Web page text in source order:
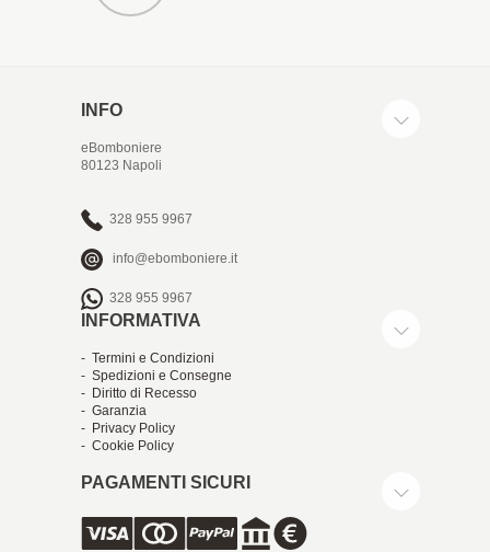
INFO
eBomboniere
80123 Napoli
328 955 9967
info@ebomboniere.it
328 955 9967
INFORMATIVA
- Termini e Condizioni
- Spedizioni e Consegne
- Diritto di Recesso
- Garanzia
- Privacy Policy
- Cookie Policy
PAGAMENTI SICURI